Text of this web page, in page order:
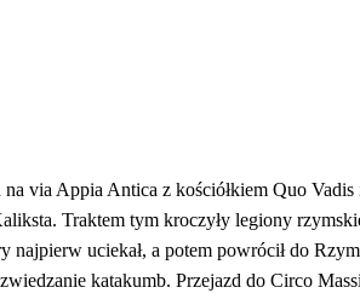
na via Appia Antica z kościółkiem Quo Vadis
Traktem tym kroczyły legiony
najpierw uciekał, a potem powrócił do
katakumb. Przejazd do Circo